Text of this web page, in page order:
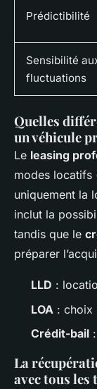
Prédictibilité
Sensibilité
fluctuations
Quelles
un véhicule
Le leasing
modes locatifs
uniquement la
inclut la
tandis que le
préparer
LLD :
LOA : choix
Crédit-bail
La
avec tous les